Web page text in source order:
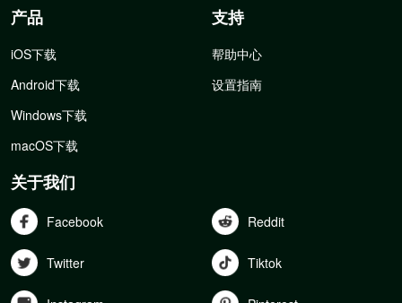
产品
iOS下载
Android下载
Windows下载
macOS下载
支持
帮助中心
设置指南
关于我们
Facebook Reddit
Twitter Tiktok